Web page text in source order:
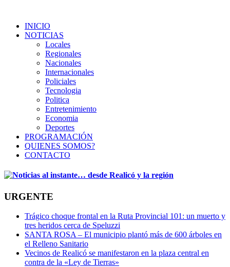
INICIO
NOTICIAS
Locales
Regionales
Nacionales
Internacionales
Policiales
Tecnologia
Politica
Entretenimiento
Economia
Deportes
PROGRAMACIÓN
QUIENES SOMOS?
CONTACTO
URGENTE
Trágico choque frontal en la Ruta Provincial 101: un muerto y
tres heridos cerca de Speluzzi
SANTA ROSA – El municipio plantó más de 600 árboles en
el Relleno Sanitario
Vecinos de Realicó se manifestaron en la plaza central en
contra de la «Ley de Tierras»